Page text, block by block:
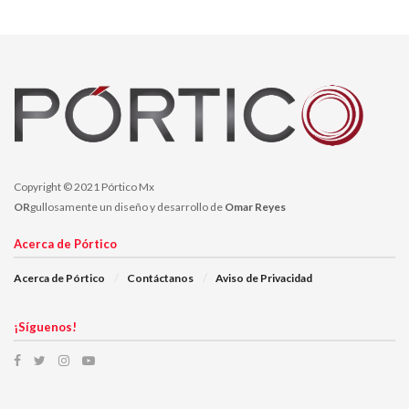
Temas: Lo Mas Destacado
Copyright © 2021 Pórtico Mx
ORgullosamente un diseño y desarrollo de Omar Reyes
Acerca de Pórtico
Acerca de Pórtico Contáctanos Aviso de Privacidad
¡Síguenos!